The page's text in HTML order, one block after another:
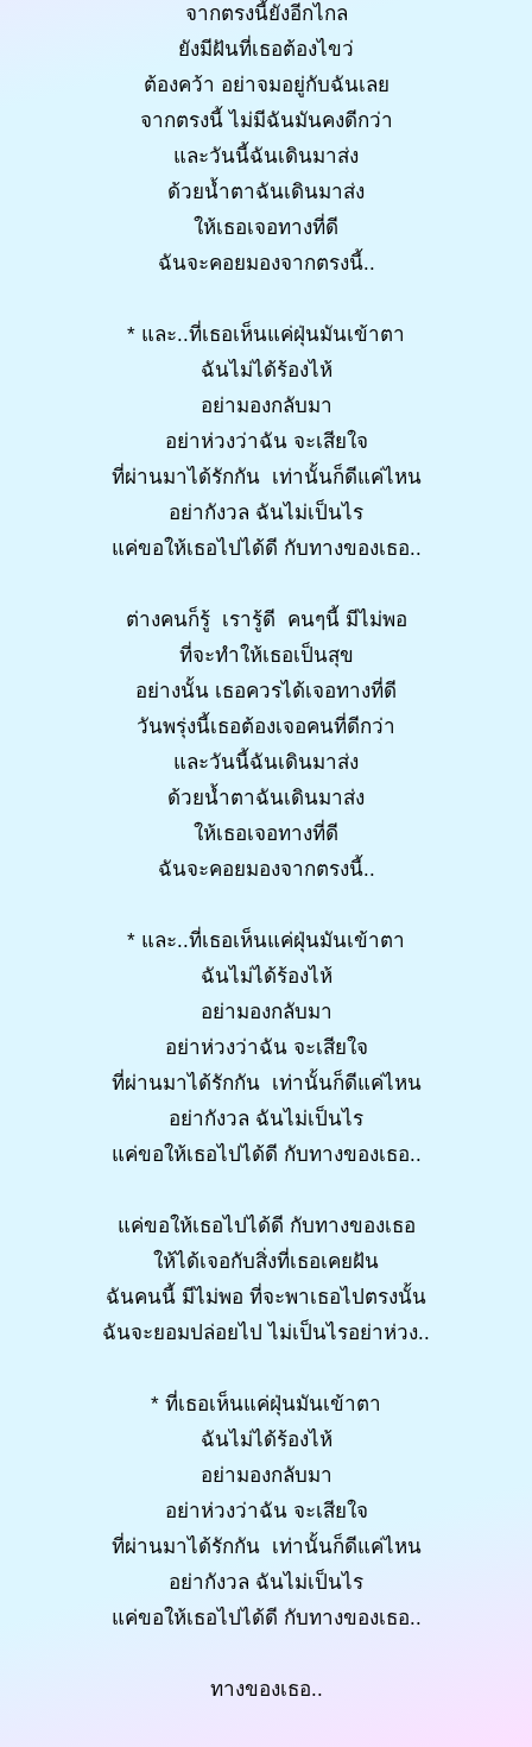
จากตรงนี้ยังอีกไกล
ยังมีฝันที่เธอต้องไขว่
ต้องคว้า อย่าจมอยู่กับฉันเลย
จากตรงนี้ ไม่มีฉันมันคงดีกว่า
และวันนี้ฉันเดินมาส่ง
ด้วยน้ำตาฉันเดินมาส่ง
ให้เธอเจอทางที่ดี
ฉันจะคอยมองจากตรงนี้..
* และ..ที่เธอเห็นแค่ฝุ่นมันเข้าตา
ฉันไม่ได้ร้องไห้
อย่ามองกลับมา
อย่าห่วงว่าฉัน จะเสียใจ
ที่ผ่านมาได้รักกัน เท่านั้นก็ดีแค่ไหน
อย่ากังวล ฉันไม่เป็นไร
แค่ขอให้เธอไปได้ดี กับทางของเธอ..
ต่างคนก็รู้ เรารู้ดี คนๆนี้ มีไม่พอ
ที่จะทำให้เธอเป็นสุข
อย่างนั้น เธอควรได้เจอทางที่ดี
วันพรุ่งนี้เธอต้องเจอคนที่ดีกว่า
และวันนี้ฉันเดินมาส่ง
ด้วยน้ำตาฉันเดินมาส่ง
ให้เธอเจอทางที่ดี
ฉันจะคอยมองจากตรงนี้..
* และ..ที่เธอเห็นแค่ฝุ่นมันเข้าตา
ฉันไม่ได้ร้องไห้
อย่ามองกลับมา
อย่าห่วงว่าฉัน จะเสียใจ
ที่ผ่านมาได้รักกัน เท่านั้นก็ดีแค่ไหน
อย่ากังวล ฉันไม่เป็นไร
แค่ขอให้เธอไปได้ดี กับทางของเธอ..
แค่ขอให้เธอไปได้ดี กับทางของเธอ
ให้ได้เจอกับสิ่งที่เธอเคยฝัน
ฉันคนนี้ มีไม่พอ ที่จะพาเธอไปตรงนั้น
ฉันจะยอมปล่อยไป ไม่เป็นไรอย่าห่วง..
* ที่เธอเห็นแค่ฝุ่นมันเข้าตา
ฉันไม่ได้ร้องไห้
อย่ามองกลับมา
อย่าห่วงว่าฉัน จะเสียใจ
ที่ผ่านมาได้รักกัน เท่านั้นก็ดีแค่ไหน
อย่ากังวล ฉันไม่เป็นไร
แค่ขอให้เธอไปได้ดี กับทางของเธอ..
ทางของเธอ..